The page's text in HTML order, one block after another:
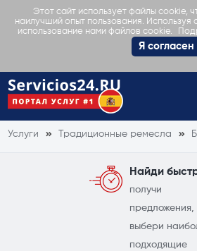
Этот сайт использует файлы cookie,
наилучший опыт пользования. Используя
использование нами файлов cookie.
Я согласен
Услуги Традиционные ремесла
Найди
получи
предложения,
выбери
подходящие